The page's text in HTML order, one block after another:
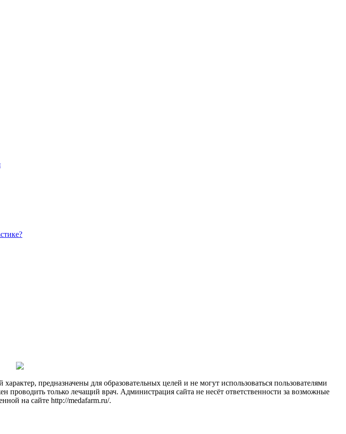
предназначены для образовательных целей и не могут использоваться пользователями
проводить только лечащий врач. Администрация сайта не несёт ответственности за возможные
на сайте http://medafarm.ru/.